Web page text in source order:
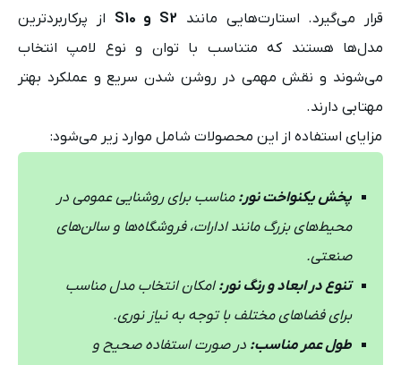
قرار می‌گیرد. استارت‌هایی مانند S2 و S10
از پرکاربردترین
مدل‌ها هستند که متناسب با توان و نوع لامپ انتخاب
می‌شوند و نقش مهمی در روشن شدن سریع و عملکرد بهتر
مهتابی دارند.
مزایای استفاده از این محصولات شامل موارد زیر می‌شود:
پخش یکنواخت نور: مناسب برای روشنایی عمومی در
محیط‌های بزرگ مانند ادارات، فروشگاه‌ها و سالن‌های
صنعتی.
تنوع در ابعاد و رنگ نور: امکان انتخاب مدل مناسب
برای فضاهای مختلف با توجه به نیاز نوری.
طول عمر مناسب: در صورت استفاده صحیح و